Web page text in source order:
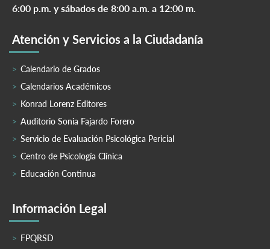
6:00 p.m. y sábados de 8:00 a.m. a 12:00 m.
Atención y Servicios a la Ciudadanía
Calendario de Grados
Calendarios Académicos
Konrad Lorenz Editores
Auditorio Sonia Fajardo Forero
Servicio de Evaluación Psicológica Pericial
Centro de Psicología Clínica
Educación Continua
Información Legal
FPQRSD